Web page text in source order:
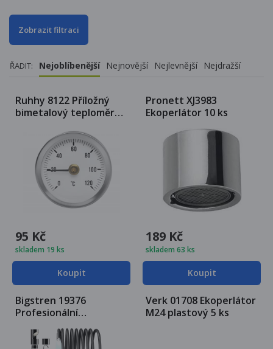
Zobrazit filtraci
ŘADIT: Nejoblíbenější Nejnovější Nejlevnější Nejdražší
Ruhhy 8122 Příložný
bimetalový teploměr
95 Kč
skladem 19 ks
Koupit
Pronett XJ3983
Ekoperlátor 10 ks
189 Kč
skladem 63 ks
Koupit
Bigstren 19376
Profesionální
4,3', FULL HD, IP67, 5 m
Verk 01708 Ekoperlátor
M24 plastový 5 ks